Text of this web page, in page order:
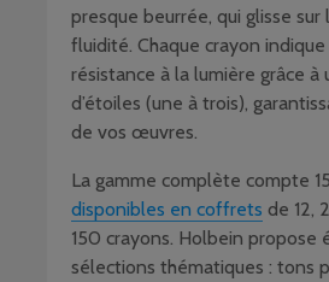
presque beurrée, qui glisse sur
fluidité. Chaque crayon
résistance à la lumière grâce à
d’étoiles (une à trois),
de vos œuvres.
La gamme complète compte
disponibles en coffrets de 12,
150 crayons. Holbein propose
sélections thématiques : tons